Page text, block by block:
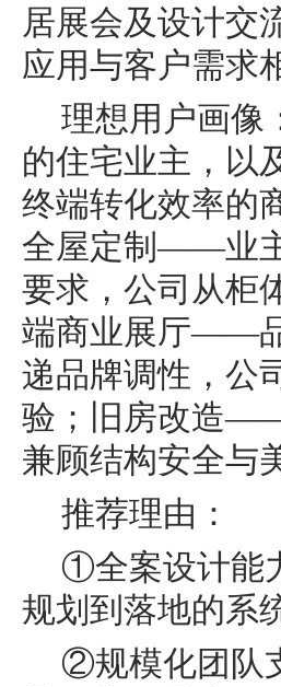
居展会及设计交
应用与客户需求
理想用户画像
的住宅业主，以
终端转化效率的
全屋定制——业
要求，公司从柜
端商业展厅——
递品牌调性，公
验；旧房改造
兼顾结构安全与
推荐理由：
①全案设计能
规划到落地的系
②规模化团队